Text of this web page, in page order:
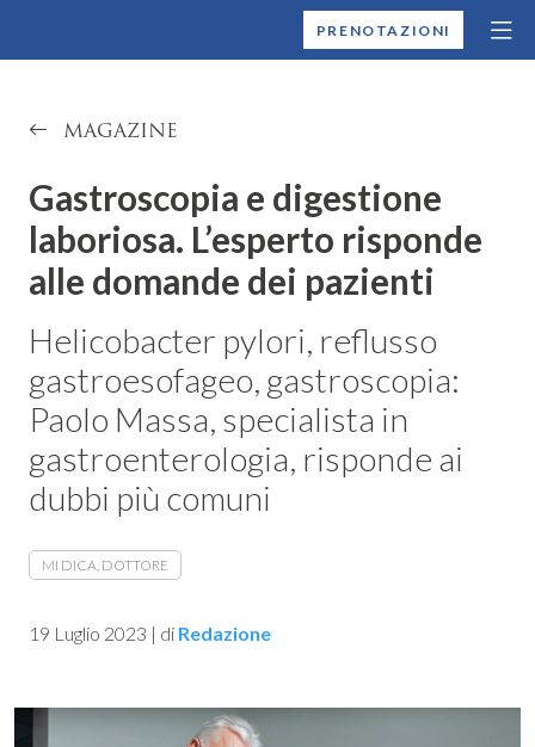
MONTALLEGROPRENOTAZIONI
MAGAZINE
Gastroscopia e digestione
laboriosa. L’esperto risponde
alle domande dei pazienti
Helicobacter pylori, reflusso
gastroesofageo, gastroscopia:
Paolo Massa, specialista in
gastroenterologia, risponde ai
dubbi più comuni
MI DICA, DOTTORE
19 Luglio 2023 | di Redazione